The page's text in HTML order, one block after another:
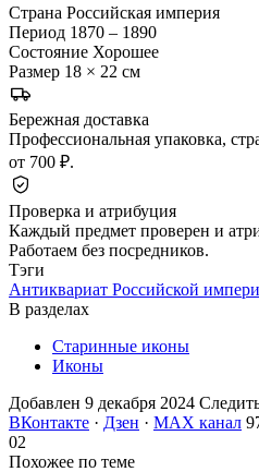
Страна Российская империя
Период 1870 – 1890
Состояние Хорошее
Размер 18 × 22 см
Бережная доставка
Профессиональная упаковка,
от 700 ₽.
Проверка и атрибуция
Каждый предмет проверен и
Работаем без посредников.
Тэги
Антиквариат Российской
В разделах
Старинные иконы
Иконы
Добавлен 9 декабря 2024
ВКонтакте · Дзен · MAX канал
02
Похожее по теме